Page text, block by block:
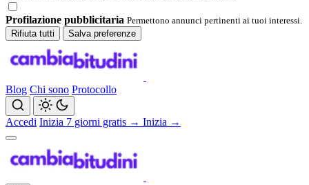
Profilazione pubblicitaria Permettono annunci pertinenti ai tuoi interessi.
Rifiuta tutti
Salva preferenze
Blog Chi sono Protocollo
Accedi Inizia 7 giorni gratis → Inizia →